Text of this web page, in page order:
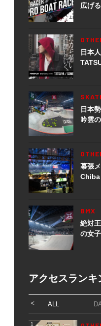
広げ
レー
日本
日本
吟雲
ダル
幕張
Chiba
BMX
絶対
の女
アクセスランキ
ALL
1